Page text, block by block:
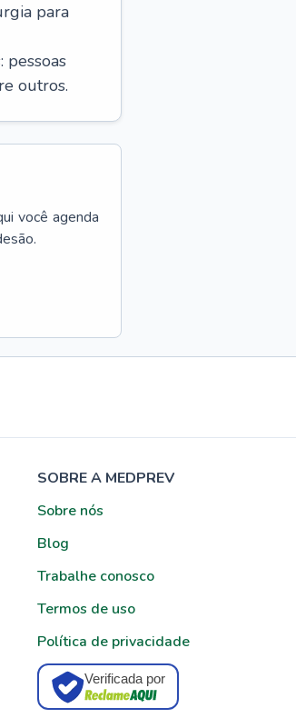
para
pessoas
outros.
você agenda
SOBRE A MEDPREV
Sobre nós
Blog
Trabalhe conosco
Termos de uso
Política de privacidade
Verificada por